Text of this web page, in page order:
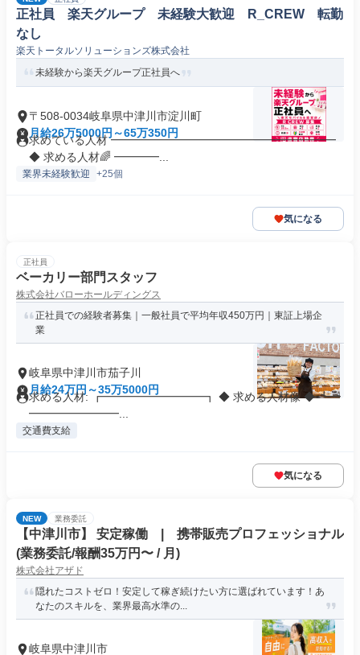
正社員 楽天グループ 未経験大歓迎 R_CREW 転勤
なし
楽天トータルソリューションズ株式会社
未経験から楽天グループ正社員へ
〒508-0034岐阜県中津川市淀川町
月給26万5000円～65万350円
求めている人材 ━━━━━━━━━━━━━━━━━━━━
◆ 求める人材🌈 ━━━━...
業界未経験歓迎 +25個
気になる
正社員
ベーカリー部門スタッフ
株式会社バローホールディングス
正社員での経験者募集｜一般社員で平均年収450万円｜東証上場企
業
岐阜県中津川市茄子川
月給24万円～35万5000円
求める人材: ┏━━━━━━━━━┓ ◆ 求める人材像 ◆ ┗━
━━━━━━━━...
交通費支給
気になる
NEW 業務委託
【中津川市】 安定稼働 | 携帯販売プロフェッショナル
(業務委託/報酬35万円〜 / 月)
株式会社アザド
隠れたコストゼロ！安定して稼ぎ続けたい方に選ばれています！あ
なたのスキルを、業界最高水準の...
岐阜県中津川市